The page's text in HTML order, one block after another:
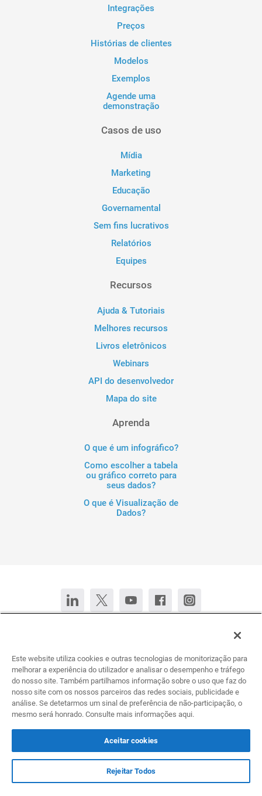
Integrações
Preços
Histórias de clientes
Modelos
Exemplos
Agende uma
demonstração
Casos de uso
Mídia
Marketing
Educação
Governamental
Sem fins lucrativos
Relatórios
Equipes
Recursos
Ajuda & Tutoriais
Melhores recursos
Livros eletrônicos
Webinars
API do desenvolvedor
Mapa do site
Aprenda
O que é um infográfico?
Como escolher a tabela
ou gráfico correto para
seus dados?
O que é Visualização de
Dados?
Deutsch English (United States) Español Français
Todos os direitos reservados. © 2026 Infogram.
Termos&Privacidade
Central de ajuda Infogram
Este website utiliza cookies e outras tecnologias de monitorização para
melhorar a experiência do utilizador e analisar o desempenho e tráfego
do nosso site. Também partilhamos informação sobre o uso que faz do
nosso site com os nossos parceiros das redes sociais, publicidade e
análise. Se detetarmos um sinal de preferência de não-participação, o
mesmo será honrado. Consulte mais informações aqui.
Aceitar cookies
Rejeitar Todos